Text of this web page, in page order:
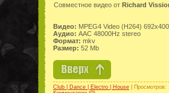
Совместное видео от Richard
Видео: MPEG4 Video (H264)
Аудио: AAC 48000Hz stereo
Формат: mkv
Размер: 52 Mb
Club | Dance | Electro | House |